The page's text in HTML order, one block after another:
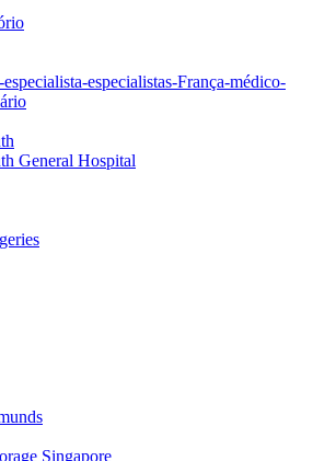
especialistas-França-médico-
General Hospital
Singapore